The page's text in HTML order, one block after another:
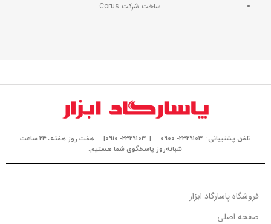
ساخت شرکت Corus
وضعیت موجودی و قیمت به روز کالا با واحد فروش تماس
بگیرید.
تلفن پشتیبانی: 2329103- 0900 | 2329103- 0910|
هفت روز هفته، ۲۴ ساعت
شبانه‌روز پاسخگوی شما هستیم.
فروشگاه پاسارگاد ابزار
صفحه اصلی